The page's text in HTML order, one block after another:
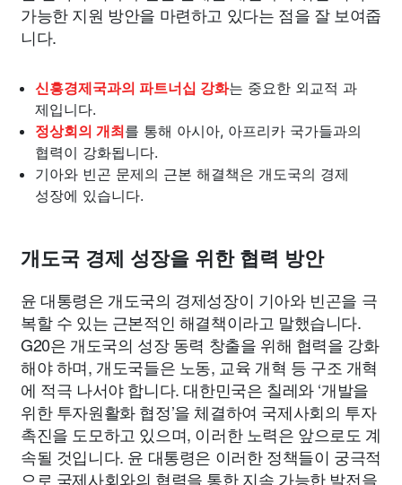
가능한 지원 방안을 마련하고 있다는 점을 잘 보여줍
니다.
신흥경제국과의 파트너십 강화는 중요한 외교적 과
제입니다.
정상회의 개최를 통해 아시아, 아프리카 국가들과의
협력이 강화됩니다.
기아와 빈곤 문제의 근본 해결책은 개도국의 경제
성장에 있습니다.
개도국 경제 성장을 위한 협력 방안
윤 대통령은 개도국의 경제성장이 기아와 빈곤을 극
복할 수 있는 근본적인 해결책이라고 말했습니다.
G20은 개도국의 성장 동력 창출을 위해 협력을 강화
해야 하며, 개도국들은 노동, 교육 개혁 등 구조 개혁
에 적극 나서야 합니다. 대한민국은 칠레와 ‘개발을
위한 투자원활화 협정’을 체결하여 국제사회의 투자
촉진을 도모하고 있으며, 이러한 노력은 앞으로도 계
속될 것입니다. 윤 대통령은 이러한 정책들이 궁극적
으로 국제사회와의 협력을 통한 지속 가능한 발전을